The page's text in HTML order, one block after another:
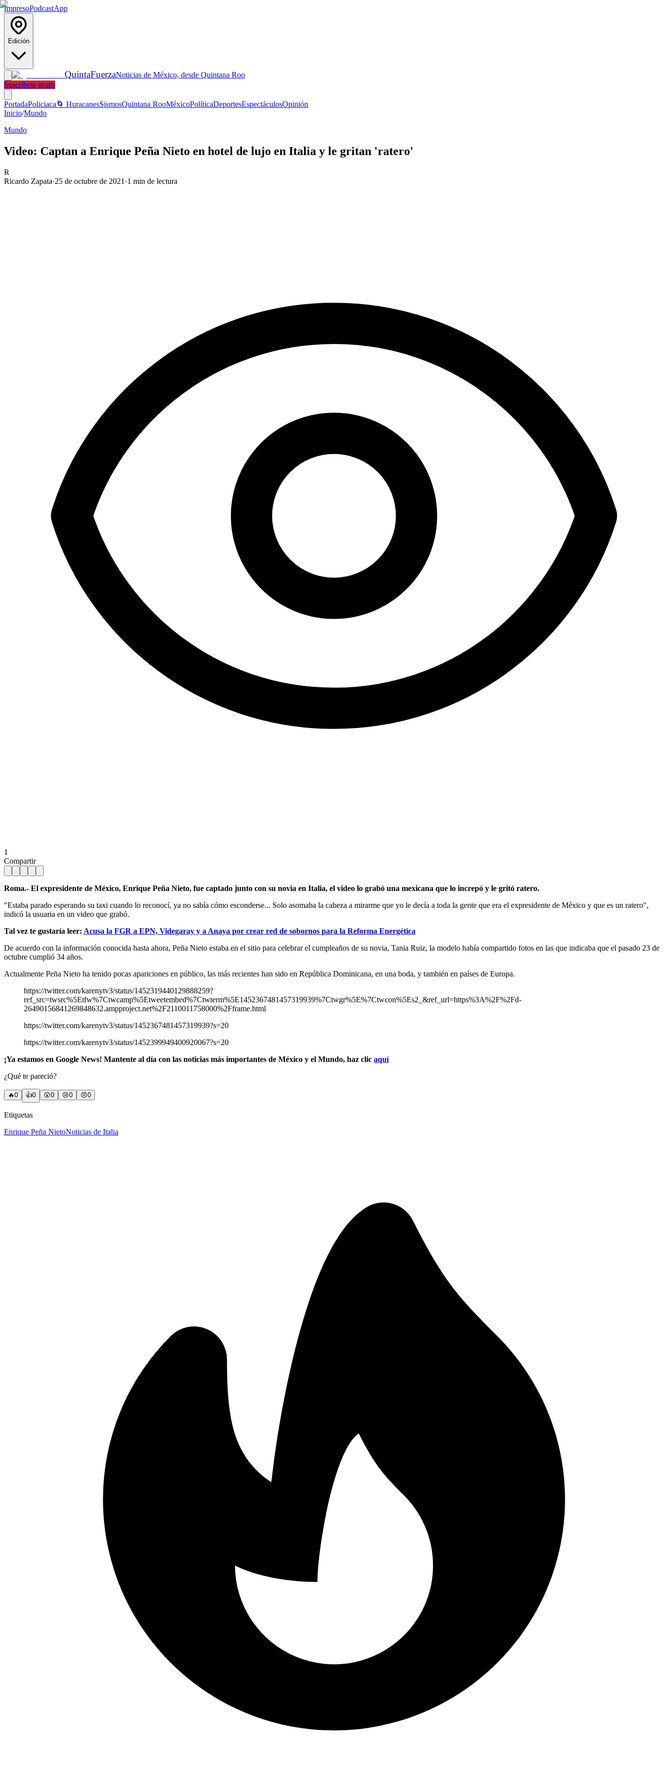
ImpresoPodcastApp
Edición
QuintaFuerzaNoticias de México, desde Quintana Roo
Suscríbete gratis
PortadaPoliciaca 🌀 HuracanesSismosQuintana RooMéxicoPolíticaDeportesEspectáculosOpinión
Inicio/Mundo
Mundo
Video: Captan a Enrique Peña Nieto en hotel de lujo en Italia y le gritan 'ratero'
R
Ricardo Zapata·25 de octubre de 2021 ·1 min de lectura
1
Compartir
Roma.- El expresidente de México, Enrique Peña Nieto, fue captado junto con su novia en Italia, el video lo grabó una mexicana que lo increpó y le gritó ratero.
"Estaba parado esperando su taxi cuando lo reconocí, ya no sabía cómo esconderse... Solo asomaba la cabeza a mirarme que yo le decía a toda la gente que era el expresidente de México y que es un ratero",
indicó la usuaria en un video que grabó.
Tal vez te gustaría leer: Acusa la FGR a EPN, Videgaray y a Anaya por crear red de sobornos para la Reforma Energética
De acuerdo con la información conocida hasta ahora, Peña Nieto estaba en el sitio para celebrar el cumpleaños de su novia, Tania Ruiz, la modelo había compartido fotos en las que indicaba que el pasado 23 de
octubre cumplió 34 años.
Actualmente Peña Nieto ha tenido pocas apariciones en público, las más recientes han sido en República Dominicana, en una boda, y también en países de Europa.
https://twitter.com/karenytv3/status/1452319440129888259?
ref_src=twsrc%5Etfw%7Ctwcamp%5Etweetembed%7Ctwterm%5E1452367481457319939%7Ctwgr%5E%7Ctwcon%5Es2_&ref_url=https%3A%2F%2Fd-
26490156841269848632.ampproject.net%2F2110011758000%2Fframe.html
https://twitter.com/karenytv3/status/1452367481457319939?s=20
https://twitter.com/karenytv3/status/1452399949400920067?s=20
¡Ya estamos en Google News! Mantente al día con las noticias más importantes de México y el Mundo, haz clic aquí
¿Qué te pareció?
🔥0 👍0 😲0 😢0 😠0
Etiquetas
Enrique Peña NietoNoticias de Italia